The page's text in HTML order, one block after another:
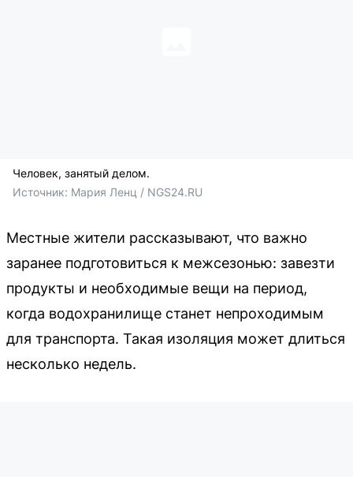
Человек, занятый делом.
Источник: Мария Ленц / NGS24.RU
Местные жители рассказывают, что важно
заранее подготовиться к межсезонью: завезти
продукты и необходимые вещи на период,
когда водохранилище станет непроходимым
для транспорта. Такая изоляция может длиться
несколько недель.